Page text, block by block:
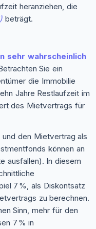
heranziehen, die
beträgt.
sehr wahrscheinlich
Sie ein
die Immobilie
Jahre Restlaufzeit im
des Mietvertrags für
den Mietvertrag als
können an
ausfallen). In diesem
7 %, als Diskontsatz
zu berechnen.
Sinn, mehr für den
7 % in